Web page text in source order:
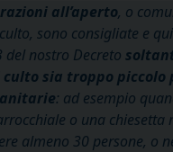
all’aperto, o
sono consigliate e
del nostro Decreto
culto sia troppo piccolo
: ad esempio
o una chiesetta
almeno 30 persone, o